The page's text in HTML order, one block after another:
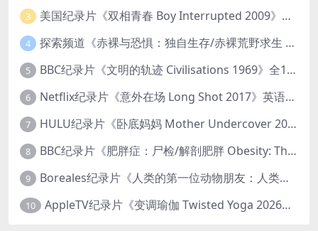
3 美国纪录片《双相青春 Boy Interrupted 2009》英语中英双字 官方纯净版 1080P/MKV/1.43G 青少年躁郁症
4 探索频道《赤裸与恐惧：独自生存/赤裸荒野求生 Naked and Afraid: Solo 2023》第一季全8集 英语中英双字 官方纯净版 高码1080P/MKV/45.4G
5 BBC纪录片《文明的轨迹 Civilisations 1969》全13集 英语中英双字 高清收藏版 1080P/MKV/64.1G 西方艺术史话
6 Netflix纪录片《意外在场 Long Shot 2017》英语中字 720P/NKV/1.06GB 美国谋杀误判案件
7 HULU纪录片《卧底妈妈 Mother Undercover 2023》全4集 英语中英双字 官方纯净版 1080P/MKV/7.6G 拯救孩子
8 BBC纪录片《肥胖症：尸检/解剖肥胖 Obesity: The Post Mortem 2016》英语中英双字 无水印纯净版 1080P/MKV/1.03G
9 Boreales纪录片《人类的第一位动物朋友：人类和狗的神奇故事 Man’s First Friend 2018》英语中英双字 1080P/MP4/1.8G 狗的神奇故事
10 AppleTV纪录片《变调瑜伽 Twisted Yoga 2026》全3集 英语中英双字 无水印纯净版 1080P/MKV/10G 瑜伽大师背后的真相